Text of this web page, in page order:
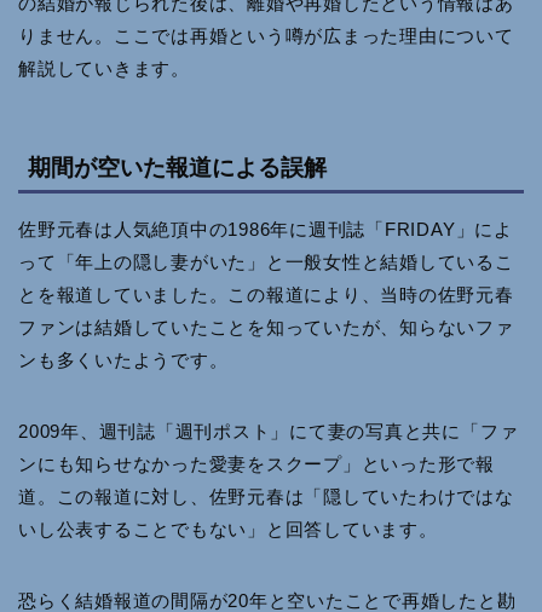
りません。ここでは再婚という噂が広まった理由について
解説していきます。
期間が空いた報道による誤解
佐野元春は人気絶頂中の1986年に週刊誌「FRIDAY」によ
って「年上の隠し妻がいた」と一般女性と結婚しているこ
とを報道していました。この報道により、当時の佐野元春
ファンは結婚していたことを知っていたが、知らないファ
ンも多くいたようです。
2009年、週刊誌「週刊ポスト」にて妻の写真と共に「ファ
ンにも知らせなかった愛妻をスクープ」といった形で報
道。この報道に対し、佐野元春は「隠していたわけではな
いし公表することでもない」と回答しています。
恐らく結婚報道の間隔が20年と空いたことで再婚したと勘